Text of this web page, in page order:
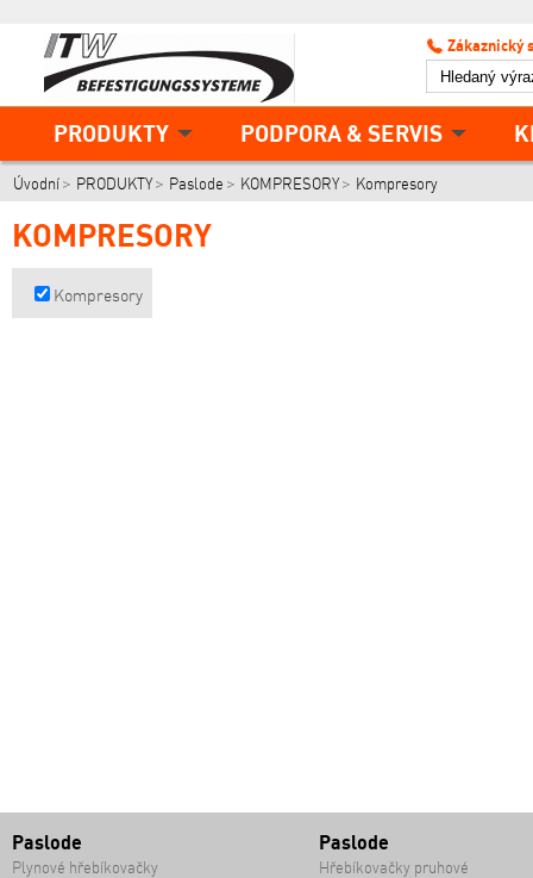
PRODUKTY PODPORA & SERVIS
Zákaznický
Úvodní PRODUKTY Paslode KOMPRESORY Kompresory
KOMPRESORY
Kompresory
Paslode
Plynové hřebíkovačky
Paslode
Hřebíkovačky pruhové